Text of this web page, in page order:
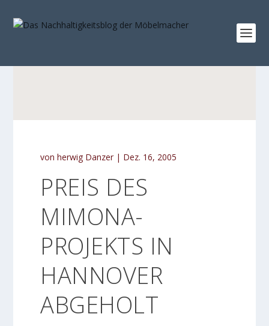
vonherwig Danzer | Dez. 16, 2005
PREIS DES
MIMONA-
PROJEKTS IN
HANNOVER
ABGEHOLT